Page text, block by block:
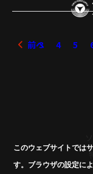
前へ
3 4 5
このウェブサイトでは
す。ブラウザの設定に